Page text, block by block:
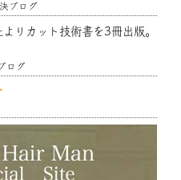
ブログ
りカット技術書を3冊出版。
ログ